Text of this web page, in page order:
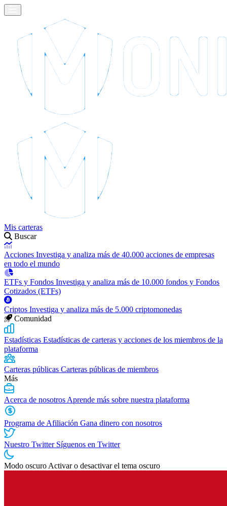
Mis carteras
Buscar
Acciones Investiga y analiza más de 40.000 acciones de empresas
en todo el mundo
ETFs y Fondos Investiga y analiza más de 10.000 fondos y Fondos
Cotizados (ETFs)
Criptos Investiga y analiza más de 5.000 criptomonedas
Comunidad
Estadísticas Estadísticas de carteras y acciones de los miembros de la
plataforma
Carteras públicas Carteras públicas de miembros
Más
Acerca de nosotros Aprende más sobre nuestra plataforma
Programa de Afiliación Gana dinero con nosotros
Nuestro Twitter Síguenos en Twitter
Modo oscuro Activar o desactivar el tema oscuro